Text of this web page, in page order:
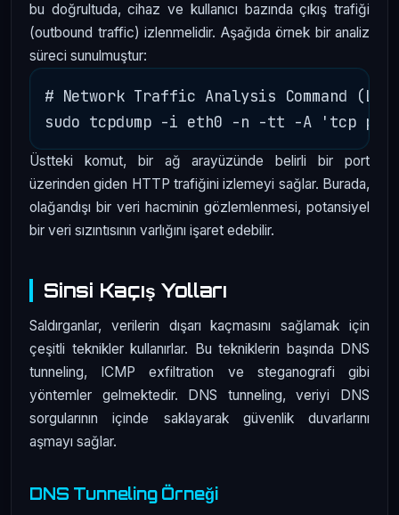
bu doğrultuda, cihaz ve kullanıcı bazında çıkış trafiği
(outbound traffic) izlenmelidir. Aşağıda örnek bir analiz
süreci sunulmuştur:
# Network Traffic Analysis Command
Üstteki komut, bir ağ arayüzünde belirli bir port
üzerinden giden HTTP trafiğini izlemeyi sağlar. Burada,
olağandışı bir veri hacminin gözlemlenmesi, potansiyel
bir veri sızıntısının varlığını işaret edebilir.
Sinsi Kaçış Yolları
Saldırganlar, verilerin dışarı kaçmasını sağlamak için
çeşitli teknikler kullanırlar. Bu tekniklerin başında DNS
tunneling, ICMP exfiltration ve steganografi gibi
yöntemler gelmektedir. DNS tunneling, veriyi DNS
sorgularının içinde saklayarak güvenlik duvarlarını
aşmayı sağlar.
DNS Tunneling Örneği